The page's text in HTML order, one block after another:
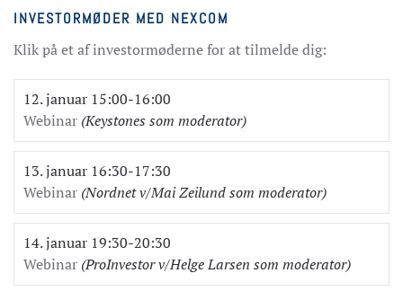
INVESTORMØDER MED NEXCOM
Klik på et af investormøderne for at tilmelde dig:
12. januar 15:00-16:00
Webinar (Keystones som moderator)
13. januar 16:30-17:30
Webinar (Nordnet v/Mai Zeilund som moderator)
14. januar 19:30-20:30
Webinar (ProInvestor v/Helge Larsen som moderator)